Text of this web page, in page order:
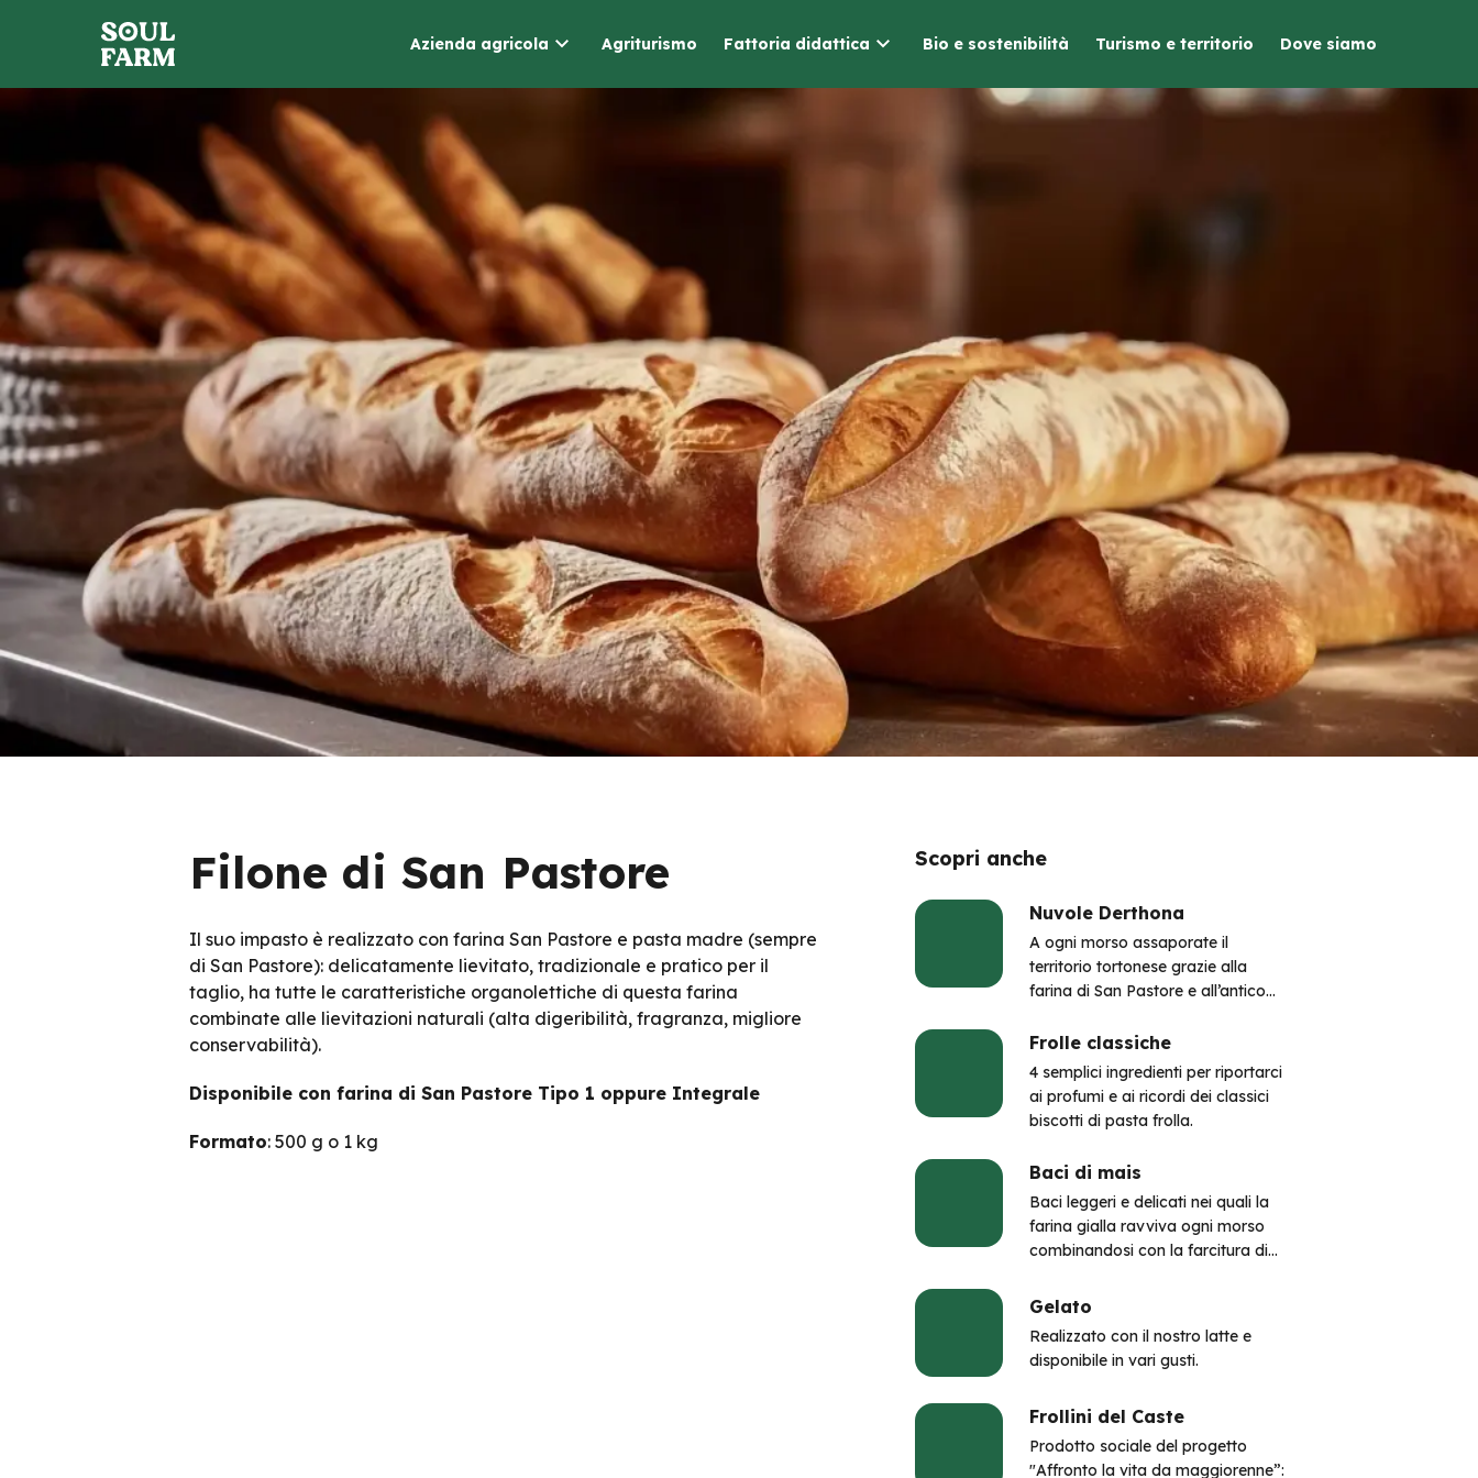
Azienda agricola Agriturismo Fattoria didattica Bio e sostenibilità Turismo e territorio Dove siamo
Filone di San Pastore
Il suo impasto è realizzato con farina San Pastore e pasta madre (sempre
di San Pastore): delicatamente lievitato, tradizionale e pratico per il
taglio, ha tutte le caratteristiche organolettiche di questa farina
combinate alle lievitazioni naturali (alta digeribilità, fragranza, migliore
conservabilità).
Disponibile con farina di San Pastore Tipo 1 oppure Integrale
Formato: 500 g o 1 kg
Scopri anche
Nuvole Derthona
A ogni morso assaporate il
territorio tortonese grazie alla
farina di San Pastore e all’antico
Frolle classiche
4 semplici ingredienti per riportarci
ai profumi e ai ricordi dei classici
biscotti di pasta frolla.
Baci di mais
Baci leggeri e delicati nei quali la
farina gialla ravviva ogni morso
combinandosi con la farcitura di
Gelato
Realizzato con il nostro latte e
disponibile in vari gusti.
Frollini del Caste
Prodotto sociale del progetto
"Affronto la vita da maggiorenne”: